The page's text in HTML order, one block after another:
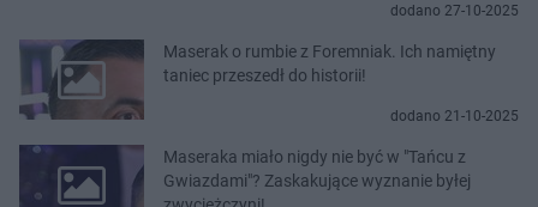
dodano 27-10-2025
Maserak o rumbie z Foremniak. Ich namiętny
taniec przeszedł do historii!
dodano 21-10-2025
Maseraka miało nigdy nie być w "Tańcu z
Gwiazdami"? Zaskakujące wyznanie byłej